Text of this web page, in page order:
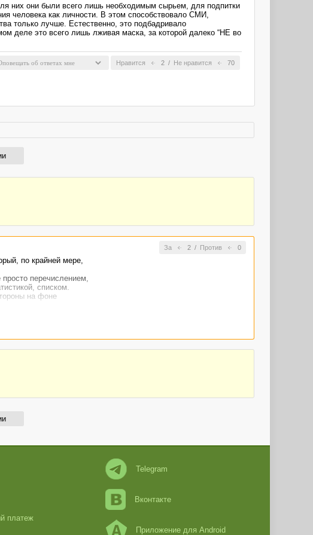
них они были всего лишь необходимым сырьем, для подпитки
человека как личности. В этом способствовало СМИ,
только лучше. Естественно, это подбадривало
деле это всего лишь лживая маска, за которой далеко “НЕ во
Нравится 2 / Не нравится 70
За 2/ Против 0
по крайней мере,
перечислением,
списком.
на фоне
платеж
Telegram
Вконтакте
Приложение для Android